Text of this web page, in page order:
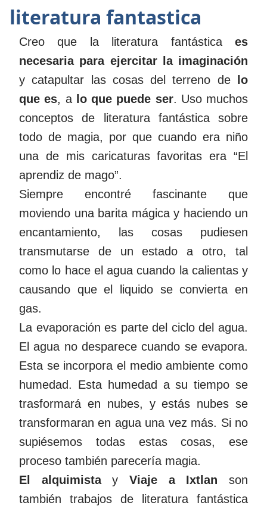
literatura fantastica
Creo que la literatura fantástica es
necesaria para ejercitar la imaginación
y catapultar las cosas del terreno de lo
que es, a lo que puede ser. Uso muchos
conceptos de literatura fantástica sobre
todo de magia, por que cuando era niño
una de mis caricaturas favoritas era “El
aprendiz de mago”.
Siempre encontré fascinante que
moviendo una barita mágica y haciendo un
encantamiento, las cosas pudiesen
transmutarse de un estado a otro, tal
como lo hace el agua cuando la calientas y
causando que el liquido se convierta en
gas.
La evaporación es parte del ciclo del agua.
El agua no desparece cuando se evapora.
Esta se incorpora el medio ambiente como
humedad. Esta humedad a su tiempo se
trasformará en nubes, y estás nubes se
transformaran en agua una vez más. Si no
supiésemos todas estas cosas, ese
proceso también parecería magia.
El alquimistayViaje a Ixtlan son
también trabajos de literatura fantástica